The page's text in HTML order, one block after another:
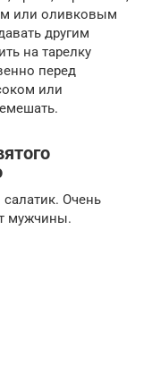
или оливковым
другим
на тарелку
перед
или
Очень
мужчины.